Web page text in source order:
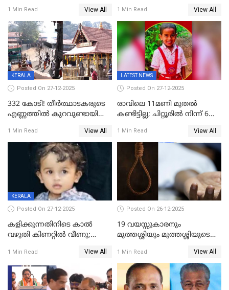
കേസ്; തർക്കമുണ്ടായത്
ഫേഷ്യലിന് 300 രൂപ
ആവശ്യപ്പെട്ടതിനെച്ചൊല്ലി
1 Min Read View All
അപകടം കണ്ണൂരിൽ
1 Min Read View All
KERALA
Posted On 27-12-2025
332 കോടി! തീർത്ഥാടകരുടെ
എണ്ണത്തിൽ കുറവുണ്ടായിട്ടും
കുതിച്ചുയരുന്നു
1 Min Read View All
LATEST NEWS
Posted On 27-12-2025
രാവിലെ 11മണി മുതൽ
കണ്ടിട്ടില്ല; ചിറ്റൂരിൽ നിന്ന് 6
1 Min Read View All
KERALA
Posted On 27-12-2025
കളിക്കുന്നതിനിടെ കാൽ
വഴുതി കിണറ്റിൽ വീണു;
ദാരുണാന്ത്യം
1 Min Read View All
Posted On 26-12-2025
19 വയസ്സുകാരനും
മുത്തശ്ശിയും മുത്തശ്ശിയുടെ
മരിച്ചനിലയിൽ
1 Min Read View All